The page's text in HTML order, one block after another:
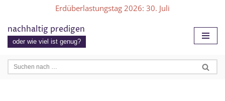
Zum
Inhalt
Erdüberlastungstag 2026: 30. Juli
nachhaltig predigen
oder wie viel ist genug?